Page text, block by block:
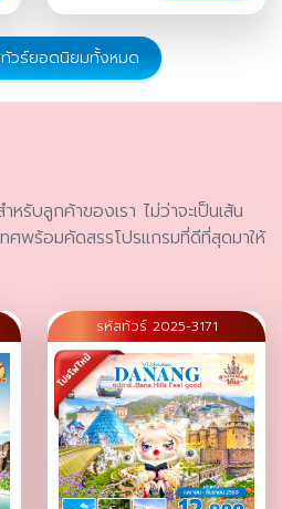
ทัวร์ยอดนิยมทั้งหมด
รับลูกค้าของเรา ไม่ว่าจะเป็นเส้น
ทศพร้อมคัดสรรโปรแกรมที่ดีที่สุดมาให้
รหัสทัวร์ 2025-3171